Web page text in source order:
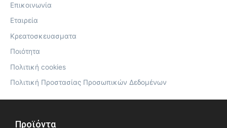
Επικοινωνία
Εταιρεία
Κρεατοσκευασματα
Ποιότητα
Πολιτική cookies
Πολιτική Προστασίας Προσωπικών Δεδομένων
Προϊόντα